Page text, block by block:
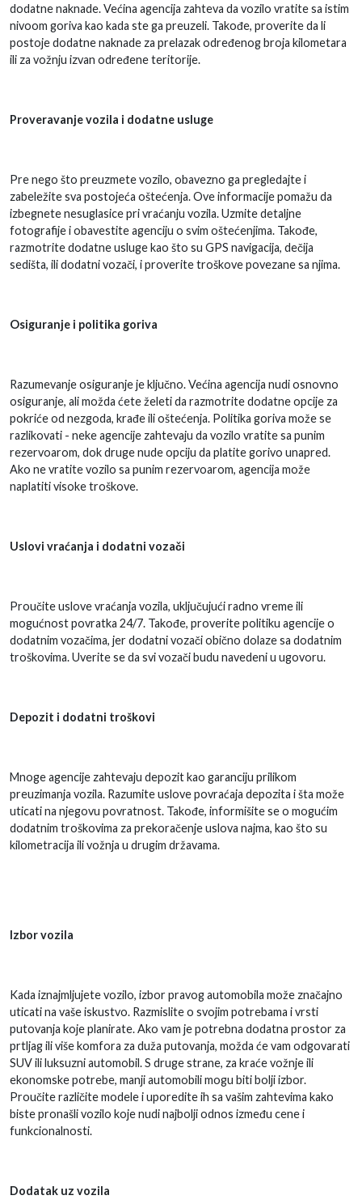
dodatne naknade. Većina agencija zahteva da vozilo vratite sa istim
nivoom goriva kao kada ste ga preuzeli. Takođe, proverite da li
postoje dodatne naknade za prelazak određenog broja kilometara
ili za vožnju izvan određene teritorije.
Proveravanje vozila i dodatne usluge
Pre nego što preuzmete vozilo, obavezno ga pregledajte i
zabeležite sva postojeća oštećenja. Ove informacije pomažu da
izbegnete nesuglasice pri vraćanju vozila. Uzmite detaljne
fotografije i obavestite agenciju o svim oštećenjima. Takođe,
razmotrite dodatne usluge kao što su GPS navigacija, dečija
sedišta, ili dodatni vozači, i proverite troškove povezane sa njima.
Osiguranje i politika goriva
Razumevanje osiguranje je ključno. Većina agencija nudi osnovno
osiguranje, ali možda ćete želeti da razmotrite dodatne opcije za
pokriće od nezgoda, krađe ili oštećenja. Politika goriva može se
razlikovati - neke agencije zahtevaju da vozilo vratite sa punim
rezervoarom, dok druge nude opciju da platite gorivo unapred.
Ako ne vratite vozilo sa punim rezervoarom, agencija može
naplatiti visoke troškove.
Uslovi vraćanja i dodatni vozači
Proučite uslove vraćanja vozila, uključujući radno vreme ili
mogućnost povratka 24/7. Takođe, proverite politiku agencije o
dodatnim vozačima, jer dodatni vozači obično dolaze sa dodatnim
troškovima. Uverite se da svi vozači budu navedeni u ugovoru.
Depozit i dodatni troškovi
Mnoge agencije zahtevaju depozit kao garanciju prilikom
preuzimanja vozila. Razumite uslove povraćaja depozita i šta može
uticati na njegovu povratnost. Takođe, informišite se o mogućim
dodatnim troškovima za prekoračenje uslova najma, kao što su
kilometracija ili vožnja u drugim državama.
Izbor vozila
Kada iznajmljujete vozilo, izbor pravog automobila može značajno
uticati na vaše iskustvo. Razmislite o svojim potrebama i vrsti
putovanja koje planirate. Ako vam je potrebna dodatna prostor za
prtljag ili više komfora za duža putovanja, možda će vam odgovarati
SUV ili luksuzni automobil. S druge strane, za kraće vožnje ili
ekonomske potrebe, manji automobili mogu biti bolji izbor.
Proučite različite modele i uporedite ih sa vašim zahtevima kako
biste pronašli vozilo koje nudi najbolji odnos između cene i
funkcionalnosti.
Dodatak uz vozila